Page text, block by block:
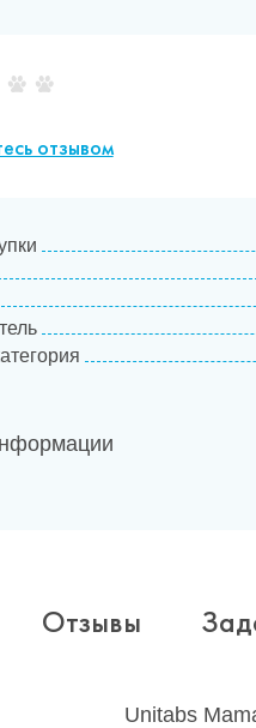
отзывом
Отзывы
Unitabs